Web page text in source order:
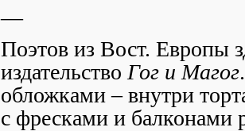
—
Поэтов из Вост. Европы
издательство Гог и Магог
обложками – внутри
с фресками и балконами